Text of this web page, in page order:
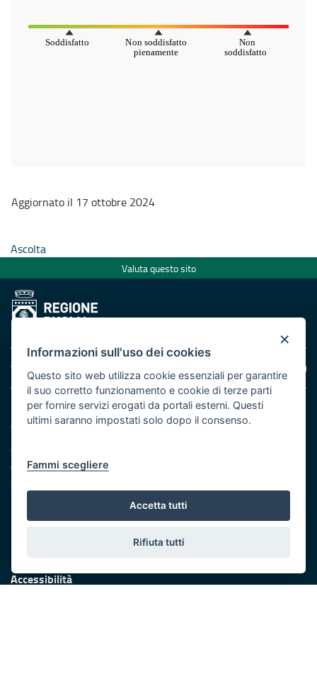
Aggiornato il 17 ottobre 2024
Ascolta
Valuta questo sito
Dipartimento Mobilità, qualità urbana, opere pubbliche,
ecologia e paesaggio
Via G. Gentile, 52 - 70126 Bari
Telefono: +39 080 5406829
Scrivici:email-PEC
Ufficio stampa della Giunta
Accessibilità
×
Informazioni sull'uso dei cookies
Questo sito web utilizza cookie essenziali per garantire
il suo corretto funzionamento e cookie di terze parti
per fornire servizi erogati da portali esterni. Questi
ultimi saranno impostati solo dopo il consenso.
Fammi scegliere
Accetta tutti
Rifiuta tutti